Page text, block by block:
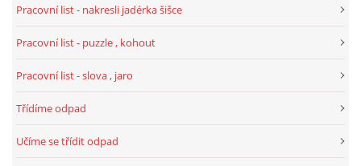
MIKULÁŠ, ČERTI
VELIKONOCE
Pracovní list - nakresli jadérka šišce
Pracovní list - puzzle , kohout
Pracovní list - slova , jaro
Třídíme odpad
Učíme se třídit odpad